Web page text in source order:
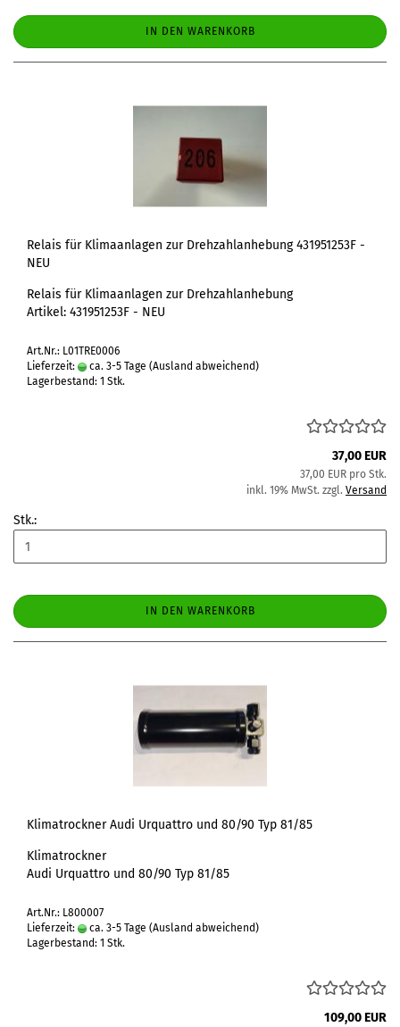
IN DEN WARENKORB
Relais für Klimaanlagen zur Drehzahlanhebung 431951253F -
NEU
Relais für Klimaanlagen zur Drehzahlanhebung
Artikel: 431951253F - NEU
Art.Nr.: L01TRE0006
Lieferzeit:
ca. 3-5 Tage (Ausland abweichend)
Lagerbestand: 1 Stk.
37,00 EUR
37,00 EUR pro Stk.
inkl. 19% MwSt. zzgl. Versand
Stk.:
IN DEN WARENKORB
Klimatrockner Audi Urquattro und 80/90 Typ 81/85
Klimatrockner
Audi Urquattro und 80/90 Typ 81/85
Art.Nr.: L800007
Lieferzeit:
ca. 3-5 Tage (Ausland abweichend)
Lagerbestand: 1 Stk.
109,00 EUR